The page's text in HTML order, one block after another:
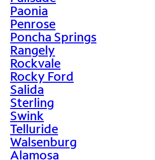
Paonia
Penrose
Poncha Springs
Rangely
Rockvale
Rocky Ford
Salida
Sterling
Swink
Telluride
Walsenburg
Alamosa